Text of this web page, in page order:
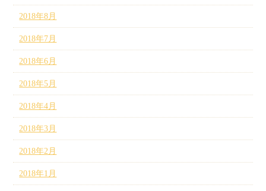
2018年8月
2018年7月
2018年6月
2018年5月
2018年4月
2018年3月
2018年2月
2018年1月